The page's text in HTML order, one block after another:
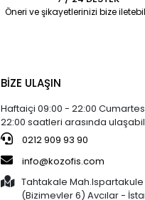
Öneri ve şikayetlerinizi bize
BİZE ULAŞIN
Haftaiçi 09:00 - 22:00
22:00 saatleri arasında
0212 909 93 90
info@kozofis.com
Tahtakale Mah.Ispartakule
(Bizimevler 6) Avcılar -